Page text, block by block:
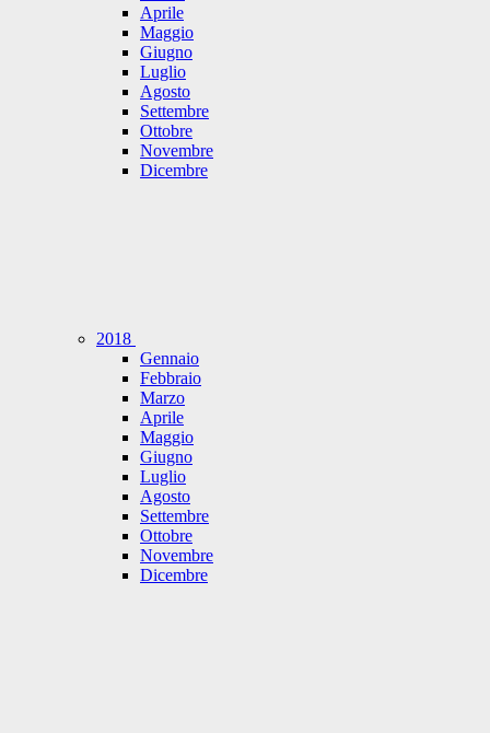
Aprile
Maggio
Giugno
Luglio
Agosto
Settembre
Ottobre
Novembre
Dicembre
2018
Gennaio
Febbraio
Marzo
Aprile
Maggio
Giugno
Luglio
Agosto
Settembre
Ottobre
Novembre
Dicembre